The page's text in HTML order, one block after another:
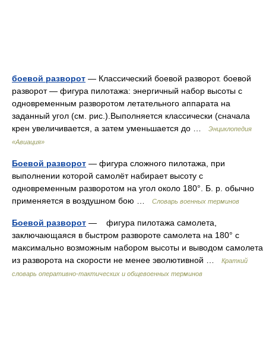
боевой разворот — Классический боевой разворот. боевой
разворот — фигура пилотажа: энергичный набор высоты с
одновременным разворотом летательного аппарата на
заданный угол (см. рис.).Выполняется классически (сначала
крен увеличивается, а затем уменьшается до …
Энциклопедия
«Авиация»
Боевой разворот — фигура сложного пилотажа, при
выполнении которой самолёт набирает высоту с
одновременным разворотом на угол около 180°. Б. р. обычно
применяется в воздушном бою …
Словарь военных терминов
Боевой разворот — фигура пилотажа самолета,
заключающаяся в быстром развороте самолета на 180° с
максимально возможным набором высоты и выводом самолета
из разворота на скорости не менее эволютивной …
Краткий
словарь оперативно-тактических и общевоенных терминов